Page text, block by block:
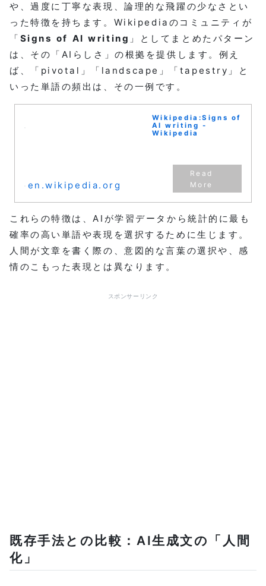
や、過度に丁寧な表現、論理的な飛躍の少なさとい
った特徴を持ちます。Wikipediaのコミュニティが
「 Signs of AI writing 」としてまとめたパターン
は、その「AIらしさ」の根拠を提供します。例え
ば、「pivotal」「landscape」「tapestry」と
いった単語の頻出は、その一例です。
Wikipedia:Signs of
AI writing -
Wikipedia
en.wikipedia.org
これらの特徴は、AIが学習データから統計的に最も
確率の高い単語や表現を選択するために生じます。
人間が文章を書く際の、意図的な言葉の選択や、感
情のこもった表現とは異なります。
スポンサーリンク
既存手法との比較：AI生成文の「人間
化」